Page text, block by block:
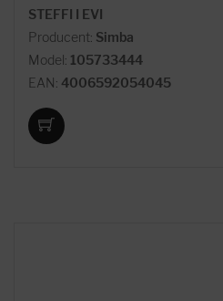
STEFFI I EVI
Producent: Simba
Model: 105733444
EAN: 4006592054045